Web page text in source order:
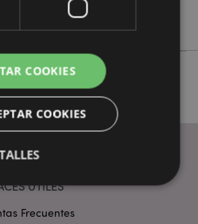
ÚTILES
Frecuentes
COOKIES
COOKIES
Rendimiento